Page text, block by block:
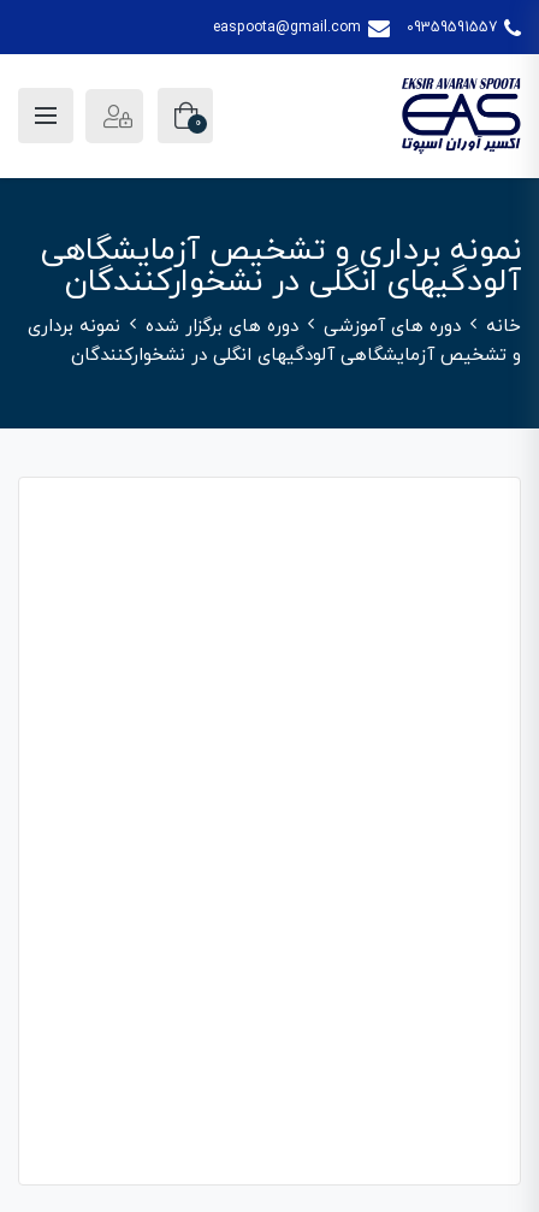
09359591557
easpoota@gmail.com
0
نمونه برداری و تشخیص آزمایشگاهی
آلودگیهای انگلی در نشخوارکنندگان
خانه دوره های آموزشی دوره های برگزار شده
نمونه برداری
و تشخیص آزمایشگاهی آلودگیهای انگلی در نشخوارکنندگان